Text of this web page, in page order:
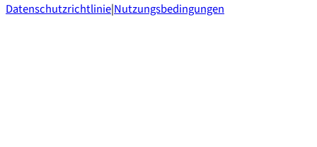
Datenschutzrichtlinie|Nutzungsbedingungen